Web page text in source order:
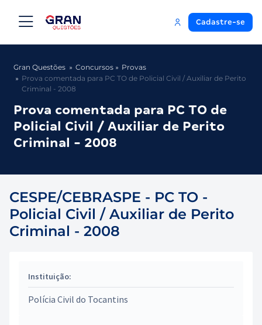
Cadastre-se
Gran Questões Concursos
Provas
Prova comentada para PC TO de Policial Civil / Auxiliar de Perito
Criminal - 2008
Prova comentada para PC TO de
Policial Civil / Auxiliar de Perito
Criminal - 2008
CESPE/CEBRASPE - PC TO -
Policial Civil / Auxiliar de Perito
Criminal - 2008
Instituição:
Polícia Civil do Tocantins